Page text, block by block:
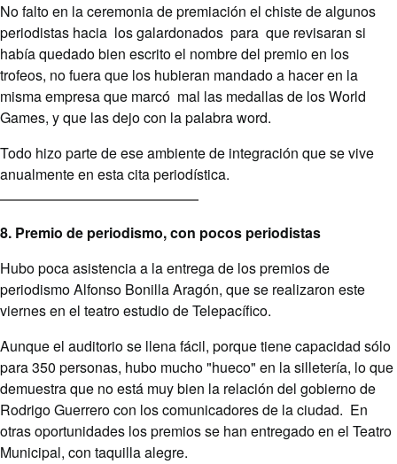
No falto en la ceremonia de premiación el chiste de algunos
periodistas hacia los galardonados para que revisaran si
había quedado bien escrito el nombre del premio en los
trofeos, no fuera que los hubieran mandado a hacer en la
misma empresa que marcó mal las medallas de los World
Games, y que las dejo con la palabra word.
Todo hizo parte de ese ambiente de integración que se vive
anualmente en esta cita periodística.
8. Premio de periodismo, con pocos periodistas
Hubo poca asistencia a la entrega de los premios de
periodismo Alfonso Bonilla Aragón, que se realizaron este
viernes en el teatro estudio de Telepacífico.
Aunque el auditorio se llena fácil, porque tiene capacidad sólo
para 350 personas, hubo mucho "hueco" en la silletería, lo que
demuestra que no está muy bien la relación del gobierno de
Rodrigo Guerrero con los comunicadores de la ciudad. En
otras oportunidades los premios se han entregado en el Teatro
Municipal, con taquilla alegre.